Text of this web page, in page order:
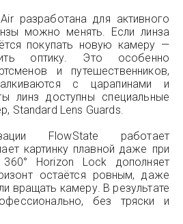
разработана для активного
можно менять. Если линза
покупать новую камеру —
оптику. Это особенно
и путешественников,
с царапинами и
линз доступны специальные
Standard Lens Guards.
FlowState работает
картинку плавной даже при
Horizon Lock дополняет
остаётся ровным, даже
вращать камеру. В результате
без тряски и